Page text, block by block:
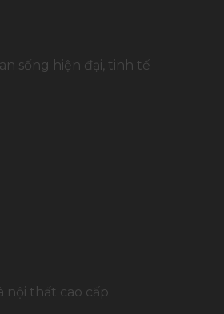
sống hiện đại, tinh tế
thất cao cấp.